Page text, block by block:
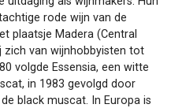
rode wijn van de
plaatsje Madera (Central
zich van wijnhobbyisten tot
volgde Essensia, een witte
in 1983 gevolgd door
black muscat. In Europa is